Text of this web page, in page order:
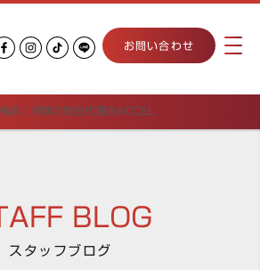
お問い合わせ
浜｜保険の総合代理店ACCEL
BLOG
スタッフブログ